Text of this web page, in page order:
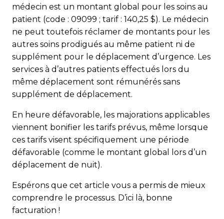
médecin est un montant global pour les soins au
patient (code : 09099 ; tarif : 140,25 $). Le médecin
ne peut toutefois réclamer de montants pour les
autres soins prodigués au même patient ni de
supplément pour le déplacement d’urgence. Les
services à d’autres patients effectués lors du
même déplacement sont rémunérés sans
supplément de déplacement.
En heure défavorable, les majorations applicables
viennent bonifier les tarifs prévus, même lorsque
ces tarifs visent spécifiquement une période
défavorable (comme le montant global lors d’un
déplacement de nuit).
Espérons que cet article vous a permis de mieux
comprendre le processus. D’ici là, bonne
facturation !